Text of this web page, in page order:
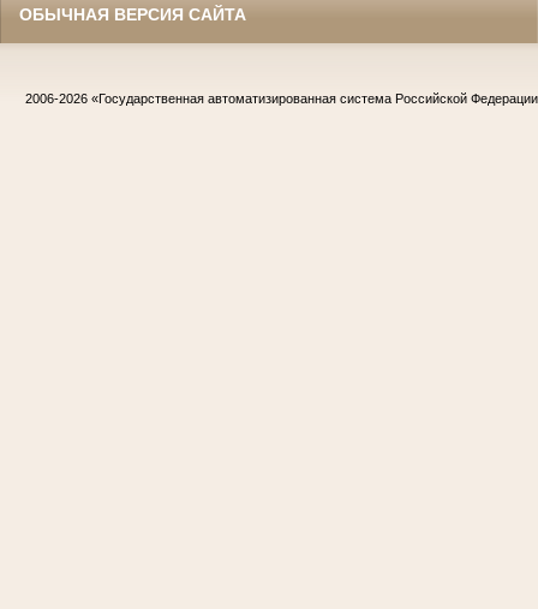
ОБЫЧНАЯ ВЕРСИЯ САЙТА
2006-2026 «Государственная автоматизированная система Российской